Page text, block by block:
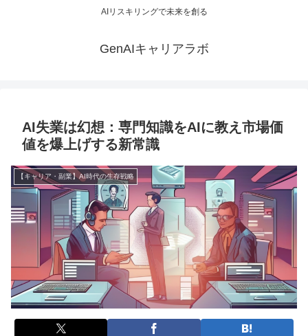
AIリスキリングで未来を創る
GenAIキャリアラボ
AI失業は幻想：専門知識をAIに教え市場価
値を爆上げする新常識
【キャリア・副業】AI時代の生存戦略